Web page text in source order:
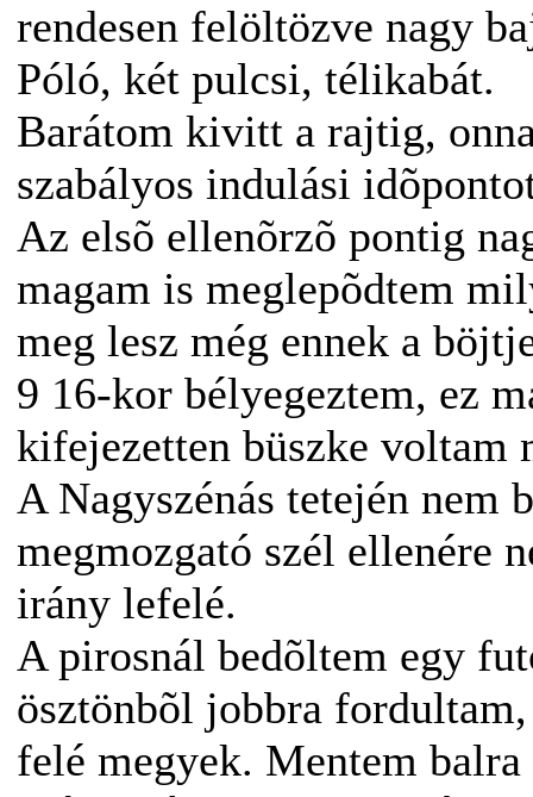
rendesen felöltözve nagy
Póló, két pulcsi, télikabát.
Barátom kivitt a rajtig,
szabályos indulási
Az elsõ ellenõrzõ pontig
magam is meglepõdtem
meg lesz még ennek a
9 16-kor bélyegeztem, ez
kifejezetten büszke voltam
A Nagyszénás tetején
megmozgató szél ellenére
irány lefelé.
A pirosnál bedõltem egy
ösztönbõl jobbra
felé megyek. Mentem